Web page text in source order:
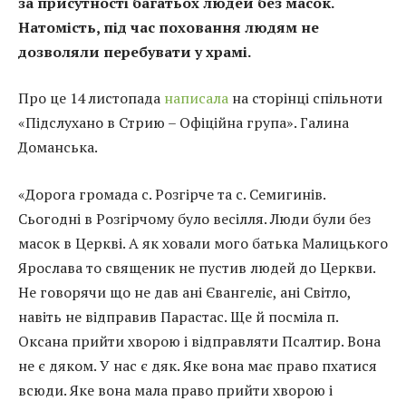
Натомість, під час поховання людям не
дозволяли перебувати у храмі.
Про це 14 листопада написала на сторінці спільноти
«Підслухано в Стрию – Офіційна група». Галина
Доманська.
«Дорога громада с. Розгірче та с. Семигинів.
Сьогодні в Розгірчому було весілля. Люди були без
масок в Церкві. А як ховали мого батька Малицького
Ярослава то священик не пустив людей до Церкви.
Не говорячи що не дав ані Євангеліє, ані Світло,
навіть не відправив Парастас. Ще й посміла п.
Оксана прийти хворою і відправляти Псалтир. Вона
не є дяком. У нас є дяк. Яке вона має право пхатися
всюди. Яке вона мала право прийти хворою і